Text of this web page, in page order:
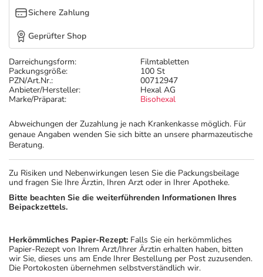
Darreichungsform:
Filmtabletten
Packungsgröße:
100 St
PZN/Art.Nr.:
00712947
Anbieter/Hersteller:
Hexal AG
Marke/Präparat:
Bisohexal
Abweichungen der Zuzahlung je nach Krankenkasse möglich. Für
genaue Angaben wenden Sie sich bitte an unsere pharmazeutische
Beratung.
Sichere Zahlung
Geprüfter Shop
Zu Risiken und Nebenwirkungen lesen Sie die Packungsbeilage
und fragen Sie Ihre Ärztin, Ihren Arzt oder in Ihrer Apotheke.
Bitte beachten Sie die weiterführenden Informationen Ihres
Beipackzettels.
Herkömmliches Papier-Rezept: Falls Sie ein herkömmliches
Papier-Rezept von Ihrem Arzt/Ihrer Ärztin erhalten haben, bitten
wir Sie, dieses uns am Ende Ihrer Bestellung per Post zuzusenden.
Die Portokosten übernehmen selbstverständlich wir.